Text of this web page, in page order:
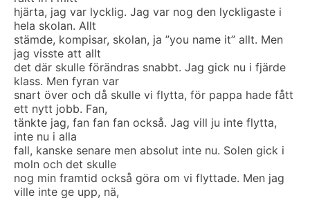
hjärta, jag var lycklig. Jag var nog den lyckligaste i
hela skolan. Allt
stämde, kompisar, skolan, ja ”you name it” allt. Men
jag visste att allt
det där skulle förändras snabbt. Jag gick nu i fjärde
klass. Men fyran var
snart över och då skulle vi flytta, för pappa hade fått
ett nytt jobb. Fan,
tänkte jag, fan fan fan också. Jag vill ju inte flytta,
inte nu i alla
fall, kanske senare men absolut inte nu. Solen gick i
moln och det skulle
nog min framtid också göra om vi flyttade. Men jag
ville inte ge upp, nä,